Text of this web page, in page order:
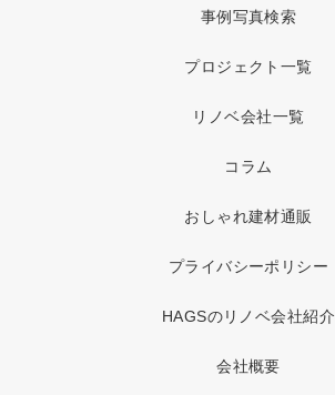
事例写真検索
プロジェクト一覧
リノベ会社一覧
コラム
おしゃれ建材通販
プライバシーポリシー
HAGSのリノベ会社紹介
会社概要